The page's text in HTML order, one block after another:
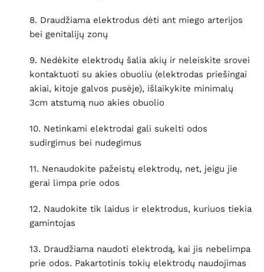
8. Draudžiama elektrodus dėti ant miego arterijos
bei genitalijų zonų
9. Nedėkite elektrodų šalia akių ir neleiskite srovei
kontaktuoti su akies obuoliu (elektrodas priešingai
akiai, kitoje galvos pusėje), išlaikykite minimalų
3cm atstumą nuo akies obuolio
10. Netinkami elektrodai gali sukelti odos
sudirgimus bei nudegimus
11. Nenaudokite pažeistų elektrodų, net, jeigu jie
gerai limpa prie odos
12. Naudokite tik laidus ir elektrodus, kuriuos tiekia
gamintojas
13. Draudžiama naudoti elektrodą, kai jis nebelimpa
prie odos. Pakartotinis tokių elektrodų naudojimas